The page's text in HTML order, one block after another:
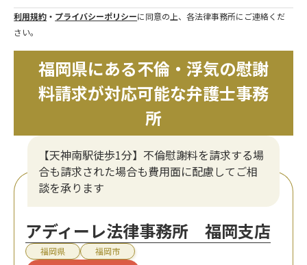
利用規約 ・ プライバシーポリシーに同意の上、各法律事務所にご連絡くだ
さい。
福岡県にある不倫・浮気の慰謝
料請求が対応可能な弁護士事務
所
【天神南駅徒歩1分】不倫慰謝料を請求する場
合も請求された場合も費用面に配慮してご相
談を承ります
アディーレ法律事務所 福岡支店
福岡県 福岡市